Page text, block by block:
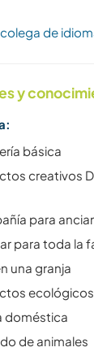
de
y
básica
creativos
para
para toda la
una granja
ecológicos
doméstica
de animales